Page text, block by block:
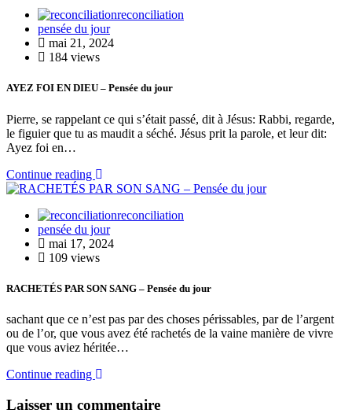
reconciliation
pensée du jour
mai 21, 2024
184 views
AYEZ FOI EN DIEU – Pensée du jour
Pierre, se rappelant ce qui s’était passé, dit à Jésus: Rabbi, regarde,
le figuier que tu as maudit a séché. Jésus prit la parole, et leur dit:
Ayez foi en…
Continue reading
reconciliation
pensée du jour
mai 17, 2024
109 views
RACHETÉS PAR SON SANG – Pensée du jour
sachant que ce n’est pas par des choses périssables, par de l’argent
ou de l’or, que vous avez été rachetés de la vaine manière de vivre
que vous aviez héritée…
Continue reading
Laisser un commentaire